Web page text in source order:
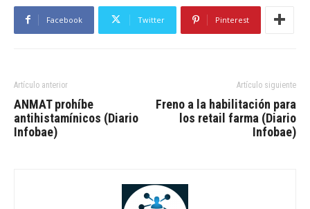
Facebook Twitter Pinterest
Artículo anterior
ANMAT prohíbe
antihistamínicos (Diario
Infobae)
Artículo siguiente
Freno a la habilitación para
los retail farma (Diario
Infobae)